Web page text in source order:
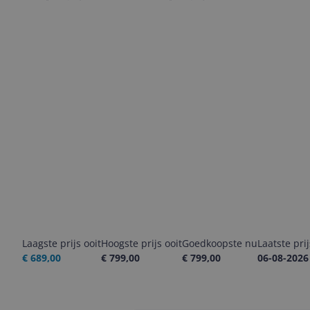
Laagste prijs ooit
€ 689,00
Hoogste prijs ooit
€ 799,00
Goedkoopste nu
€ 799,00
Laatste
06-08-2026